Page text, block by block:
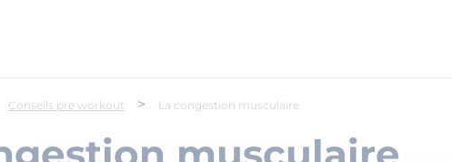
Conseils pre workout > La congestion musculaire